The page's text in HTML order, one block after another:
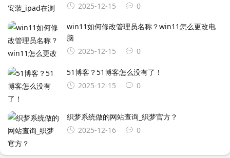
2025-12-15
0
win11如何修改管理员名称？win11怎么更改电
脑
2025-12-15
0
51博客？51博客怎么没有了！
2025-12-15
0
织梦系统做的网站查询_织梦官方？
2025-12-16
0